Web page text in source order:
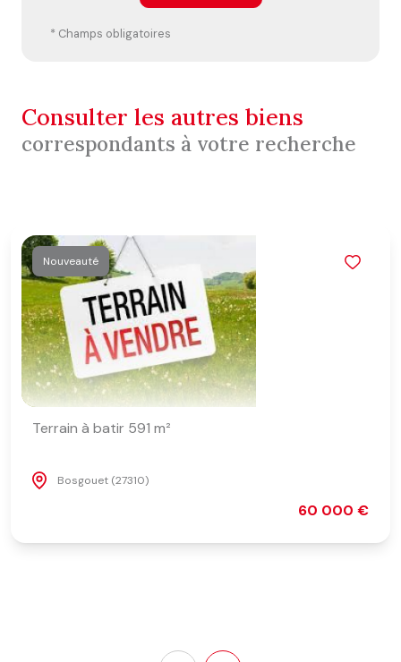
* Champs obligatoires
consulter les autres biens
correspondants à votre recherche
Nouveauté
Terrain à batir 591 m²
Bosgouet (27310)
60 000 €